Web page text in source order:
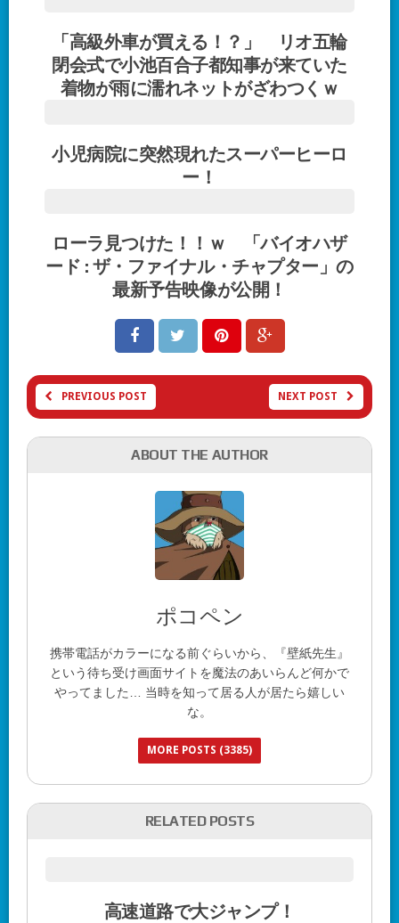
「高級外車が買える！？」 リオ五輪
閉会式で小池百合子都知事が来ていた
着物が雨に濡れネットがざわつくｗ
小児病院に突然現れたスーパーヒーロ
ー！
ローラ見つけた！！ｗ 「バイオハザ
ード : ザ・ファイナル・チャプター」の
最新予告映像が公開！
PREVIOUS POST NEXT POST
ABOUT THE AUTHOR
ポコペン
携帯電話がカラーになる前ぐらいから、『壁紙先生』
という待ち受け画面サイトを魔法のあいらんど何かで
やってました… 当時を知って居る人が居たら嬉しい
な。
MORE POSTS (3385)
RELATED POSTS
高速道路で大ジャンプ！